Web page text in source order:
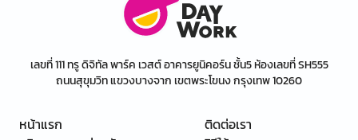
เลขที่ 111 ทรู ดิจิทัล พาร์ค เวสต์ อาคารยูนิคอร์น ชั้น5 ห้องเลขที่ SH555
ถนนสุขุมวิท แขวงบางจาก เขตพระโขนง กรุงเทพ 10260
หน้าแรก
ติดต่อเรา